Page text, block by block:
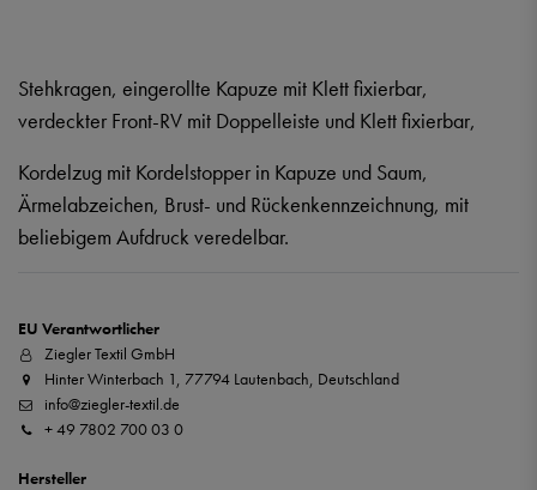
Stehkragen, eingerollte Kapuze mit Klett fixierbar,
verdeckter Front-RV mit Doppelleiste und Klett fixierbar,
Kordelzug mit Kordelstopper in Kapuze und Saum,
Ärmelabzeichen, Brust- und Rückenkennzeichnung, mit
beliebigem Aufdruck veredelbar.
EU Verantwortlicher
Ziegler Textil GmbH
Hinter Winterbach 1, 77794 Lautenbach, Deutschland
info@ziegler-textil.de
+ 49 7802 700 03 0
Hersteller